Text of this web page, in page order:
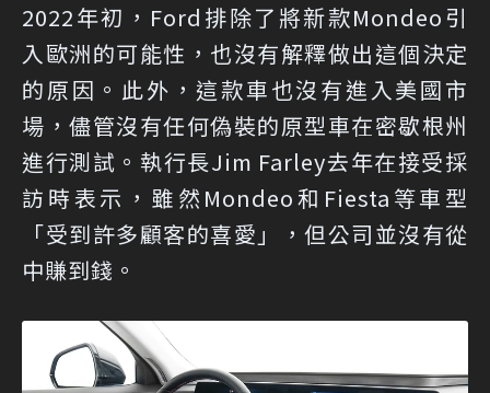
2022年初，Ford排除了將新款Mondeo引
入歐洲的可能性，也沒有解釋做出這個決定
的原因。此外，這款車也沒有進入美國市
場，儘管沒有任何偽裝的原型車在密歇根州
進行測試。執行長Jim Farley去年在接受採
訪時表示，雖然Mondeo和Fiesta等車型
「受到許多顧客的喜愛」，但公司並沒有從
中賺到錢。